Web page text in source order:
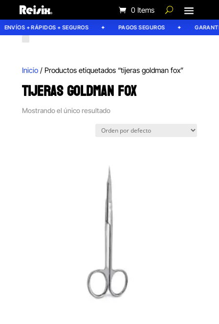
0 Items
ENVÍOS + RÁPIDOS + SEGUROS PAGOS SEGUROS
Inicio/ Productos etiquetados “tijeras goldman fox”
TIJERAS GOLDMAN FOX
Mostrando el único resultado